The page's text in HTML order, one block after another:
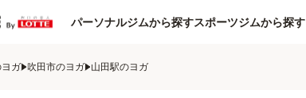
パーソナルジムから探すスポーツジムから探す
ガ 吹田市のヨガ 山田駅のヨガ